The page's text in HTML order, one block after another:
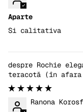
Aparte
Si calitativa
Rochie
teracotă
Ranona